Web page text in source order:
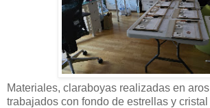
Materiales, claraboyas realizadas en
trabajados con fondo de estrellas y